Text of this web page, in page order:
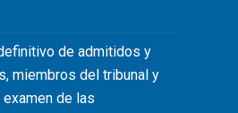
de admitidos y
miembros del tribunal y
de las